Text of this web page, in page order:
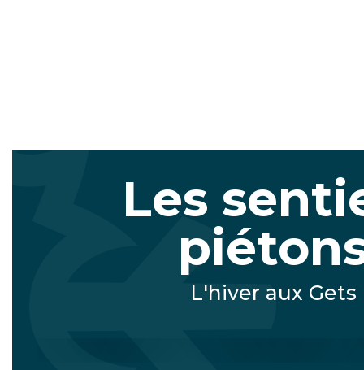
Les
L'hiver aux Gets
Le Bouchet